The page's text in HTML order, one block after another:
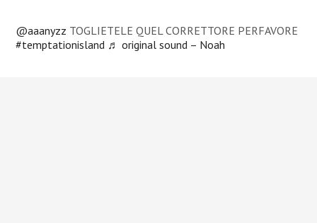
@aaanyzz TOGLIETELE QUEL CORRETTORE PERFAVORE
#temptationisland ♬ original sound – Noah